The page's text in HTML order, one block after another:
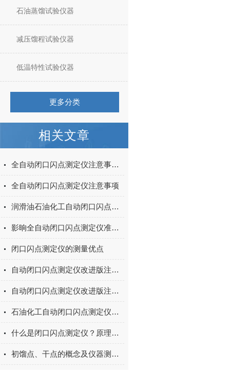
石油蒸馏试验仪器
减压馏程试验仪器
低温特性试验仪器
更多分类
相关文章
全自动闭口闪点测定仪注意事项与故障排除和解决方法
全自动闭口闪点测定仪注意事项
润滑油石油化工自动闭口闪点测定仪注意事项和保养
影晌全自动闭口闪点测定仪准确性的主要因素
闭口闪点测定仪的测量优点
自动闭口闪点测定仪改进版注意事项和保养.
自动闭口闪点测定仪改进版注意事项和保养
石油化工自动闭口闪点测定仪操作说明
什么是闭口闪点测定仪？原理是什么？
初馏点、干点的概念及仪器测定的仪器技术参数